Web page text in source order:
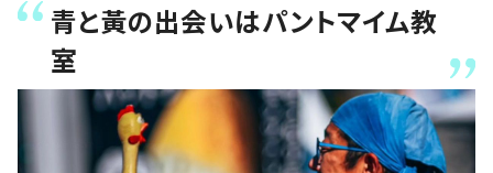
青と黃の出会いはパントマイム教
室